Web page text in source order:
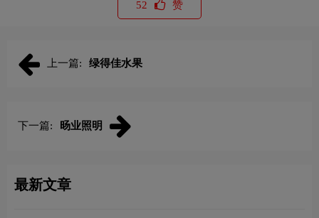
52 赞
上一篇: 绿得佳水果
下一篇: 旸业照明
最新文章